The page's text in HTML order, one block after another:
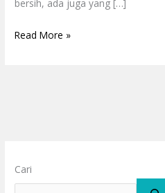
bersih, ada juga yang […]
Read More »
Cari